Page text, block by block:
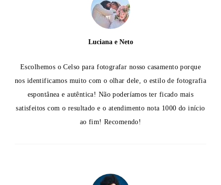
Escolhemos o Celso para fotografar nosso casamento porque
nos identificamos muito com o olhar dele, o estilo de fotografia
espontânea e autêntica! Não poderíamos ter ficado mais
satisfeitos com o resultado e o atendimento nota 1000 do início
ao fim! Recomendo!
Luciana e Neto